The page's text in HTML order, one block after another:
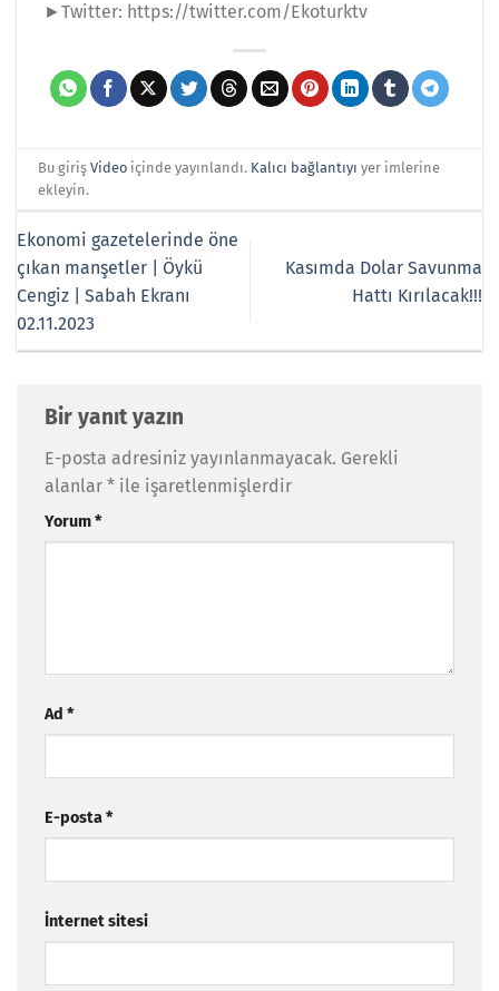
►Twitter: https://twitter.com/Ekoturktv
Bu girişVideo içinde yayınlandı. Kalıcı bağlantıyı yer imlerine
ekleyin.
Ekonomi gazetelerinde öne
çıkan manşetler | Öykü
Cengiz | Sabah Ekranı
02.11.2023
Kasımda Dolar Savunma
Hattı Kırılacak!!!
Bir yanıt yazın
E-posta adresiniz yayınlanmayacak. Gerekli
alanlar * ile işaretlenmişlerdir
Yorum*
Ad *
E-posta*
İnternet sitesi